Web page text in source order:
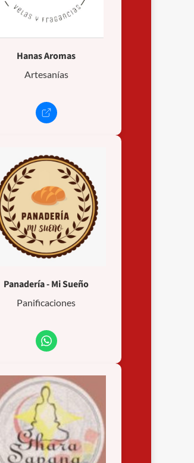
Hanas Aromas
Artesanías
Panadería - Mi Sueño
Panificaciones